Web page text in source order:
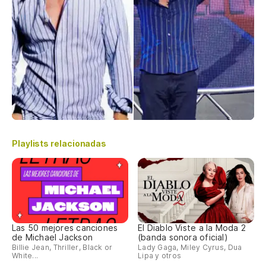
Playlists relacionadas
Las 50 mejores canciones
de Michael Jackson
Billie Jean, Thriller, Black or
White...
El Diablo Viste a la Moda 2
(banda sonora oficial)
Lady Gaga, Miley Cyrus, Dua
Lipa y otros